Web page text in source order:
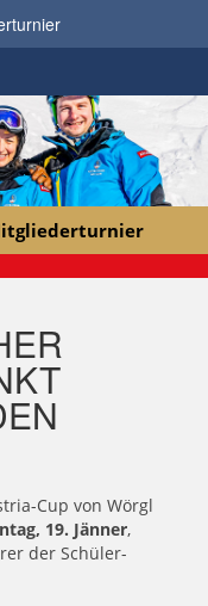
Cup von Wörgl
19. Jänner,
der Schüler-